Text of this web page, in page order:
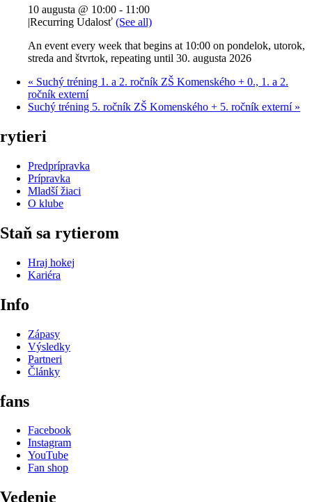
10 augusta @ 10:00 - 11:00
|Recurring Udalosť (See all)
An event every week that begins at 10:00 on pondelok, utorok,
streda and štvrtok, repeating until 30. augusta 2026
« Suchý tréning 1. a 2. ročník ZŠ Komenského + 0., 1. a 2.
ročník externí
Suchý tréning 5. ročník ZŠ Komenského + 5. ročník externí »
rytieri
Predprípravka
Prípravka
Mladší žiaci
O klube
Staň sa rytierom
Hraj hokej
Kariéra
Info
Zápasy
Výsledky
Partneri
Články
fans
Facebook
Instagram
YouTube
Fan shop
Vedenie